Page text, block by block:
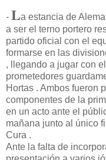
- La estancia de
a ser el terno portero
partido oficial con el
formarse en las
, llegando a jugar con
prometedores
Hortas . Ambos fueron
componentes de la
en un acto ante el
mañana junto al único
Cura .
Ante la falta de